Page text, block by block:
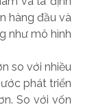
hàng đầu và
như mô hình
so với nhiều
phát triển
So với vốn